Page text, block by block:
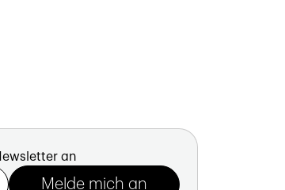
an